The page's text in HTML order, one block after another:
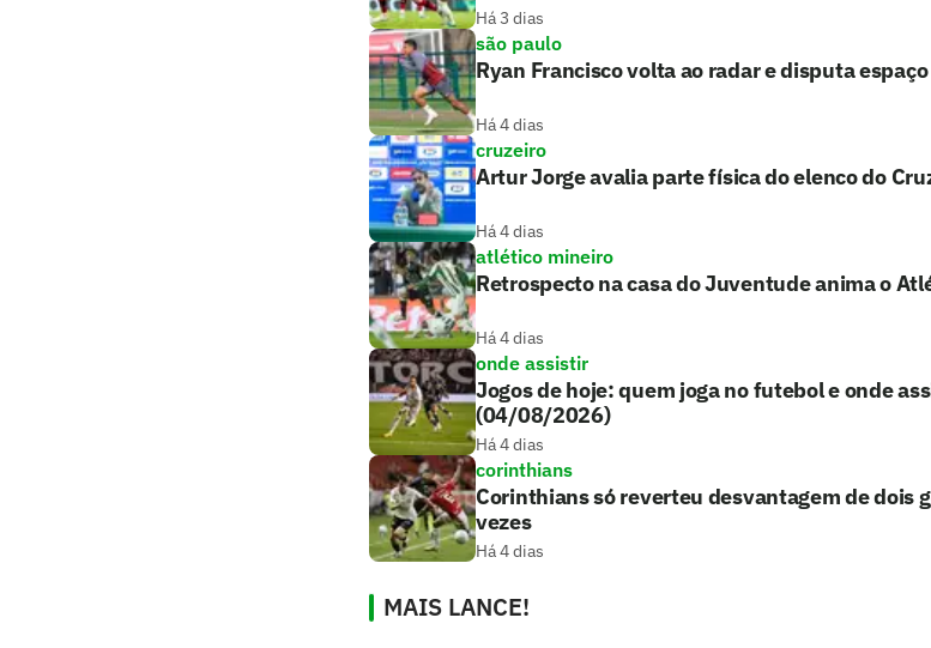
Há 3 dias
são paulo
Ryan Francisco volta ao radar e disputa
Há 4 dias
cruzeiro
Artur Jorge avalia parte física do elenco do
Há 4 dias
atlético mineiro
Retrospecto na casa do Juventude anima o
Há 4 dias
onde assistir
Jogos de hoje: quem joga no futebol e onde
(04/08/2026)
Há 4 dias
corinthians
Corinthians só reverteu desvantagem de dois
vezes
Há 4 dias
MAIS LANCE!